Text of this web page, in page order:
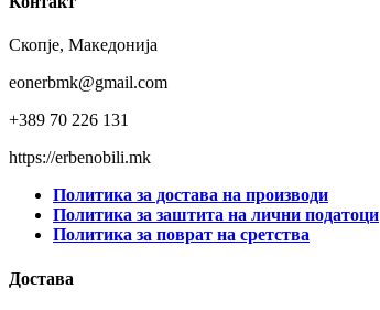
Скопје, Македонија
eonerbmk@gmail.com
+389 70 226 131
https://erbenobili.mk
Политика за достава на производи
Политика за заштита на лични податоци
Политика за поврат на сретства
Достава